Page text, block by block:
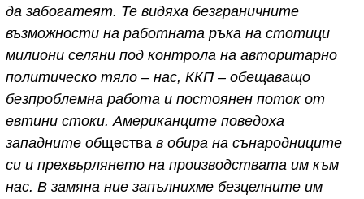
да забогатеят. Те видяха безграничните
възможности на работната ръка на стотици
милиони селяни под контрола на авторитарно
политическо тяло – нас, ККП – обещаващо
безпроблемна работа и постоянен поток от
евтини стоки. Американците поведоха
западните общества в обира на сънародниците
си и прехвърлянето на производствата им към
нас. В замяна ние запълнихме безцелните им